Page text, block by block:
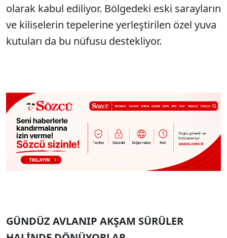
olarak kabul ediliyor. Bölgedeki eski sarayların
ve kiliselerin tepelerine yerleştirilen özel yuva
kutuları da bu nüfusu destekliyor.
GÜNDÜZ AVLANIP AKŞAM SÜRÜLER